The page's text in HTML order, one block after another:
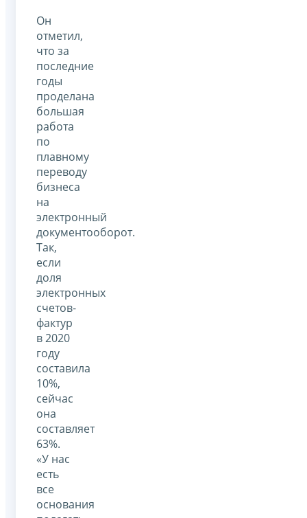
Он
отметил,
что за
последние
годы
проделана
большая
работа
по
плавному
переводу
бизнеса
на
электронный
документооборот.
Так,
если
доля
электронных
счетов-
фактур
в 2020
году
составила
10%,
сейчас
она
составляет
63%.
«У нас
есть
все
основания